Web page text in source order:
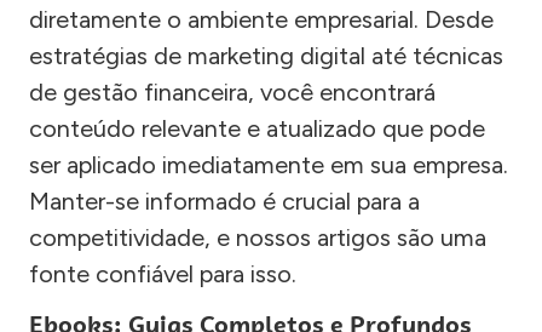
diretamente o ambiente empresarial. Desde
estratégias de marketing digital até técnicas
de gestão financeira, você encontrará
conteúdo relevante e atualizado que pode
ser aplicado imediatamente em sua empresa.
Manter-se informado é crucial para a
competitividade, e nossos artigos são uma
fonte confiável para isso.
Ebooks: Guias Completos e Profundos